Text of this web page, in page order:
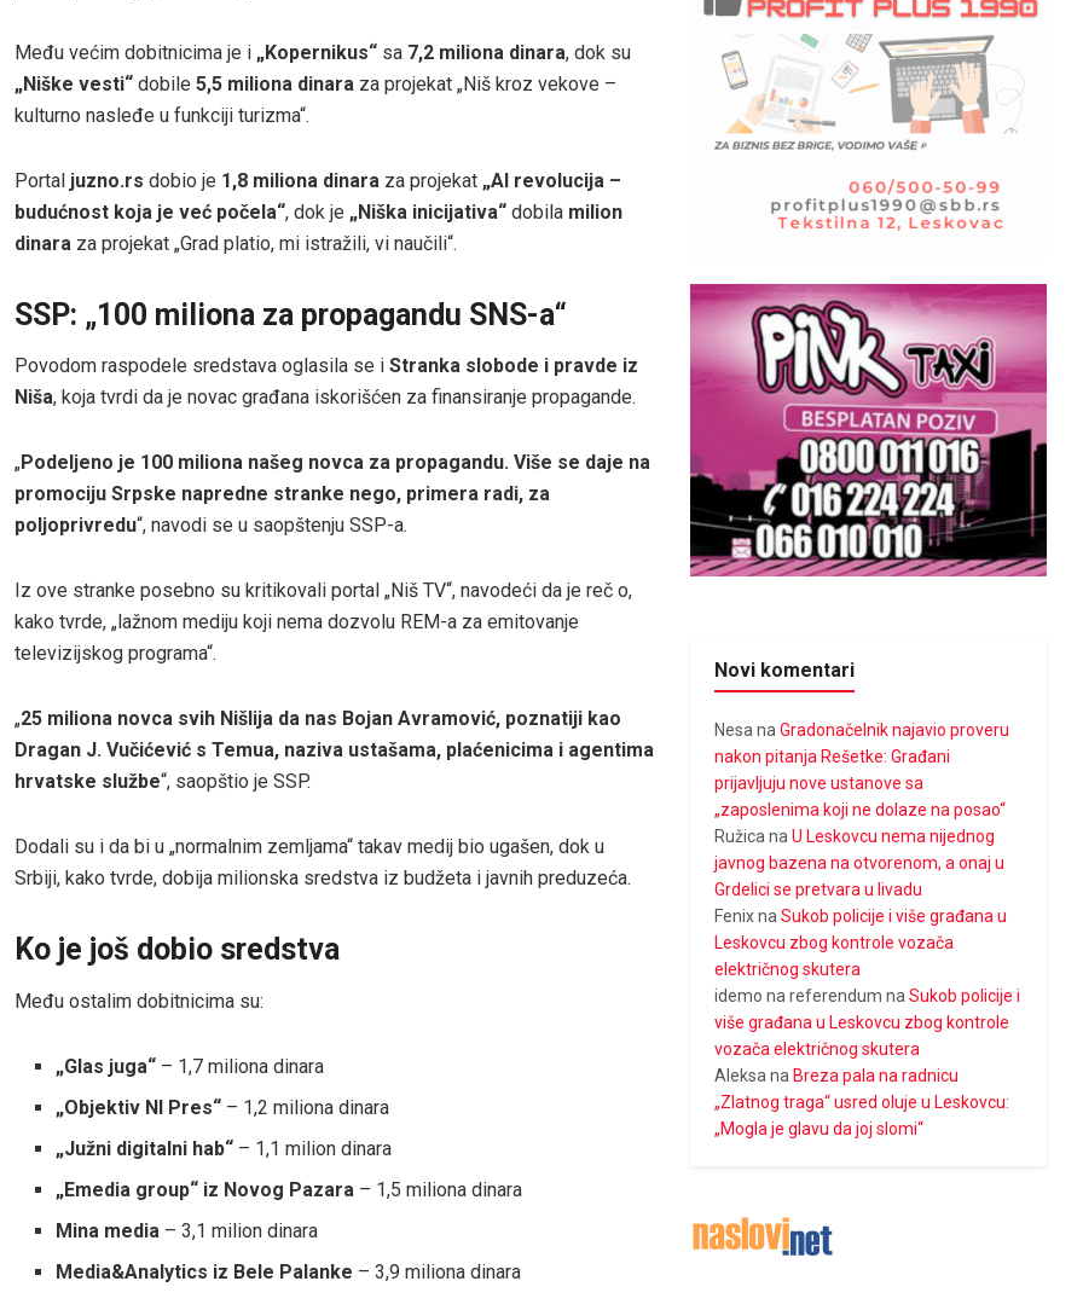
Među većim dobitnicima je i „Kopernikus“ sa 7,2 miliona dinara, dok su
„Niške vesti“ dobile 5,5 miliona dinara za projekat „Niš kroz vekove –
kulturno nasleđe u funkciji turizma“.
Portal juzno.rs dobio je 1,8 miliona dinara za projekat „AI revolucija –
budućnost koja je već počela“, dok je „Niška inicijativa“ dobila milion
dinara za projekat „Grad platio, mi istražili, vi naučili“.
SSP: „100 miliona za propagandu SNS-a“
Povodom raspodele sredstava oglasila se i Stranka slobode i pravde iz
Niša, koja tvrdi da je novac građana iskorišćen za finansiranje propagande.
„Podeljeno je 100 miliona našeg novca za propagandu. Više se daje na
promociju Srpske napredne stranke nego, primera radi, za
poljoprivredu“, navodi se u saopštenju SSP-a.
Iz ove stranke posebno su kritikovali portal „Niš TV“, navodeći da je reč o,
kako tvrde, „lažnom mediju koji nema dozvolu REM-a za emitovanje
televizijskog programa“.
„25 miliona novca svih Nišlija da nas Bojan Avramović, poznatiji kao
Dragan J. Vučićević s Temua, naziva ustašama, plaćenicima i agentima
hrvatske službe“, saopštio je SSP.
Dodali su i da bi u „normalnim zemljama“ takav medij bio ugašen, dok u
Srbiji, kako tvrde, dobija milionska sredstva iz budžeta i javnih preduzeća.
Ko je još dobio sredstva
Među ostalim dobitnicima su:
„Glas juga“ – 1,7 miliona dinara
„Objektiv NI Pres“ – 1,2 miliona dinara
„Južni digitalni hab“ – 1,1 milion dinara
„Emedia group“ iz Novog Pazara – 1,5 miliona dinara
Mina media – 3,1 milion dinara
Media&Analytics iz Bele Palanke – 3,9 miliona dinara
Novi komentari
Nesa naGradonačelnik najavio proveru
nakon pitanja Rešetke: Građani
prijavljuju nove ustanove sa
„zaposlenima koji ne dolaze na posao“
Ružica naU Leskovcu nema nijednog
javnog bazena na otvorenom, a onaj u
Grdelici se pretvara u livadu
FenixnaSukob policije i više građana u
Leskovcu zbog kontrole vozača
električnog skutera
idemo na referendum naSukob policije i
više građana u Leskovcu zbog kontrole
vozača električnog skutera
Aleksa na Breza pala na radnicu
„Zlatnog traga“ usred oluje u Leskovcu:
„Mogla je glavu da joj slomi“